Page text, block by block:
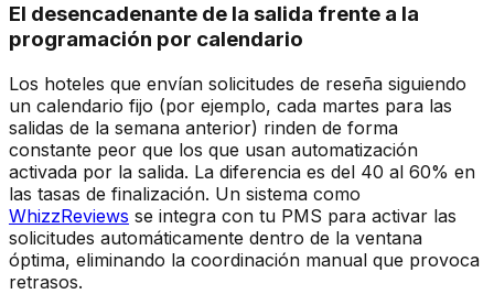
El desencadenante de la salida frente a la
programación por calendario
Los hoteles que envían solicitudes de reseña siguiendo
un calendario fijo (por ejemplo, cada martes para las
salidas de la semana anterior) rinden de forma
constante peor que los que usan automatización
activada por la salida. La diferencia es del 40 al 60% en
las tasas de finalización. Un sistema como
WhizzReviews se integra con tu PMS para activar las
solicitudes automáticamente dentro de la ventana
óptima, eliminando la coordinación manual que provoca
retrasos.